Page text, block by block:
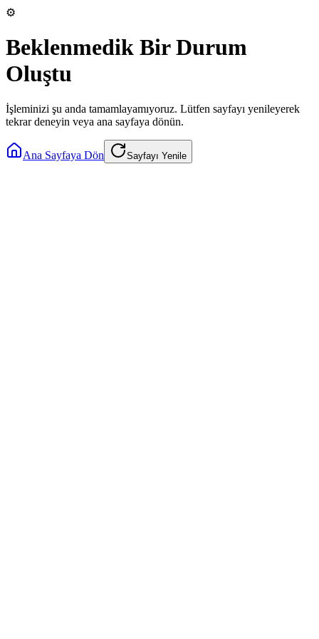
⚙️
Beklenmedik Bir Durum
Oluştu
İşleminizi şu anda tamamlayamıyoruz. Lütfen sayfayı yenileyerek
tekrar deneyin veya ana sayfaya dönün.
Ana Sayfaya Dön Sayfayı Yenile